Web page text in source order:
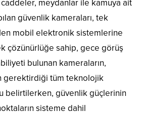
meydanlar ile kamuya ait
güvenlik kameraları, tek
mobil elektronik sistemlerine
çözünürlüğe sahip, gece görüş
bulunan kameraların,
gerektirdiği tüm teknolojik
belirtilerken, güvenlik güçlerinin
sisteme dahil